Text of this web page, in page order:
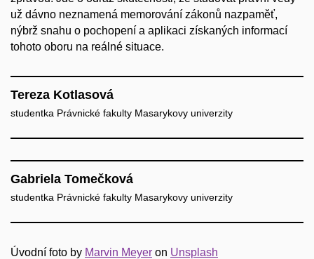
už dávno neznamená memorování zákonů nazpaměť,
nýbrž snahu o pochopení a aplikaci získaných informací
tohoto oboru na reálné situace.
Tereza Kotlasová
studentka Právnické fakulty Masarykovy univerzity
Gabriela Tomečková
studentka Právnické fakulty Masarykovy univerzity
Úvodní foto by Marvin Meyer on Unsplash